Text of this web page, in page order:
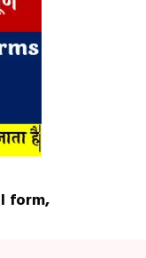
form,